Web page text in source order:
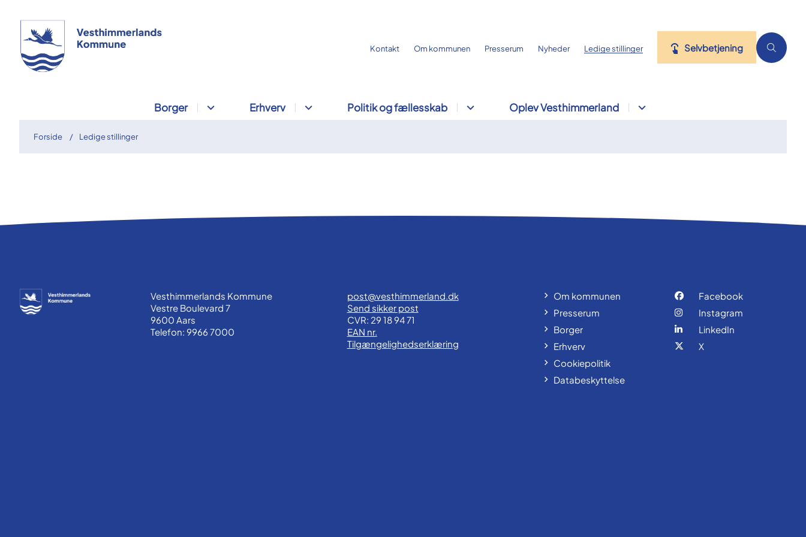
Kontakt Om kommunen Presserum Nyheder Ledige stillinger Selvbetjening
Borger Erhverv Politik og fællesskab Oplev Vesthimmerland
Forside Ledige stillinger
Vesthimmerlands Kommune
Vestre Boulevard 7
9600 Aars
Telefon: 9966 7000
post@vesthimmerland.dk
Send sikker post
CVR: 29 18 94 71
EAN nr.
Tilgængelighedserklæring
Om kommunen
Presserum
Borger
Erhverv
Cookiepolitik
Databeskyttelse
Facebook
Instagram
LinkedIn
X